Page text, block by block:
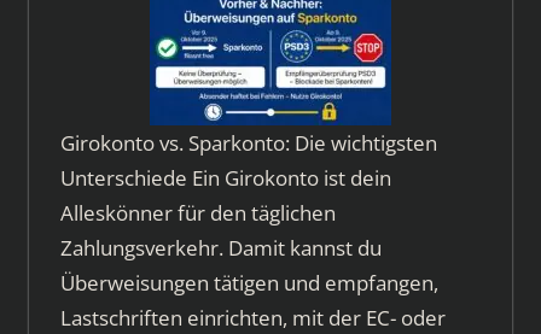
Girokonto vs. Sparkonto: Die wichtigsten
Unterschiede Ein Girokonto ist dein
Alleskönner für den täglichen
Zahlungsverkehr. Damit kannst du
Überweisungen tätigen und empfangen,
Lastschriften einrichten, mit der EC- oder